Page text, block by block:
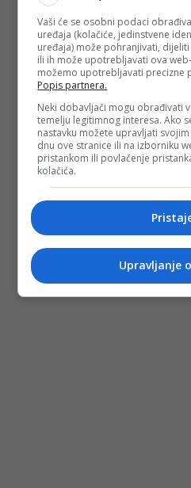
(DEPO PORTAL/dg)
PODIJELI NA
Depo.bapratite putem
Vaši će se osobni podaci
uređaja (kolačiće, jedinstvene
uređaja) može pohranjivati,
ili ih može upotrebljavati ova
možemo upotrebljavati precizne
Popis partnera.
Neki dobavljači mogu obrađivati
temelju legitimnog interesa. Ako
nastavku možete upravljati
dnu ove stranice ili na izborniku
pristankom ili povlačenje
kolačića.
Upravljanje